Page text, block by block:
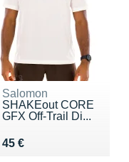
Salomon
SHAKEout CORE
GFX Off-Trail Di...
45 €
Vendu 45 €